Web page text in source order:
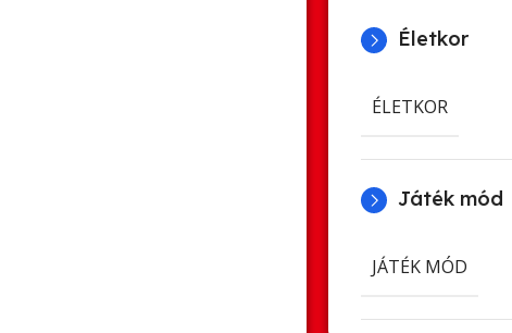
Életkor
ÉLETKOR
Játék mód
JÁTÉK MÓD